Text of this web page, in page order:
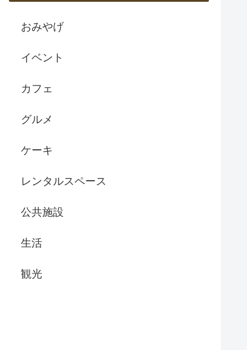
おみやげ
イベント
カフェ
グルメ
ケーキ
レンタルスペース
公共施設
生活
観光